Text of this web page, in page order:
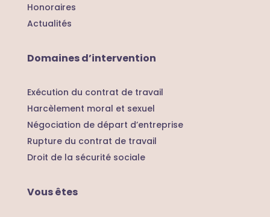
Honoraires
Actualités
Domaines d’intervention
Exécution du contrat de travail
Harcèlement moral et sexuel
Négociation de départ d’entreprise
Rupture du contrat de travail
Droit de la sécurité sociale
Vous êtes